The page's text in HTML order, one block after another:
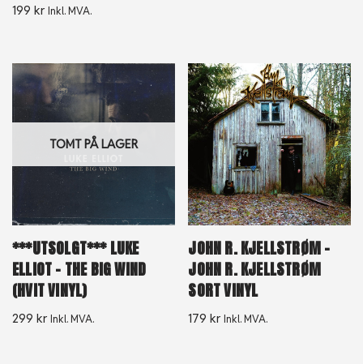
199 kr Inkl. MVA.
TOMT PÅ LAGER
***UTSOLGT*** LUKE
ELLIOT – THE BIG WIND
(HVIT VINYL)
299 kr Inkl. MVA.
JOHN R. KJELLSTRØM –
JOHN R. KJELLSTRØM
SORT VINYL
179kr Inkl. MVA.